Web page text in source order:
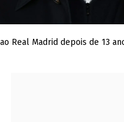
Real Madrid depois de 13